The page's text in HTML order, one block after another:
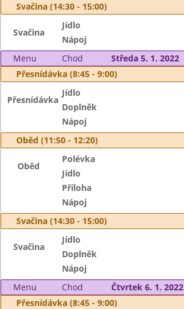
Svačina (14:30 - 15:00)
Svačina
Jídlo
Nápoj
Menu
Chod
Středa 5. 1. 2022
Přesnídávka (8:45 - 9:00)
Přesnídávka
Jídlo
Doplněk
Nápoj
Oběd (11:50 - 12:20)
Oběd
Polévka
Jídlo
Příloha
Nápoj
Svačina (14:30 - 15:00)
Svačina
Jídlo
Doplněk
Nápoj
Menu
Chod
Čtvrtek 6. 1. 2022
Přesnídávka (8:45 - 9:00)